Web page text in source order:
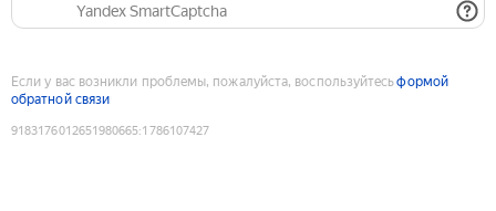
Yandex SmartCaptcha
Если у вас возникли проблемы, пожалуйста, воспользуйтесьформой
обратной связи
9183176012651980665:1786107427